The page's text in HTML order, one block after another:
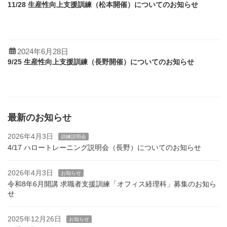
11/28 生産性向上支援訓練（松本開催）についてのお知らせ
9/25 生産性向上支援訓練（長野開催）についてのお知らせ
2024年6月28日
最新のお知らせ
2026年4月3日 訓練説明会
4/17 ハロートレーニング説明会（長野）についてのお知らせ
2026年4月3日 お知らせ
令和8年6月開講 求職者支援訓練「オフィス経理科」募集のお知ら
せ
2025年12月26日 お知らせ